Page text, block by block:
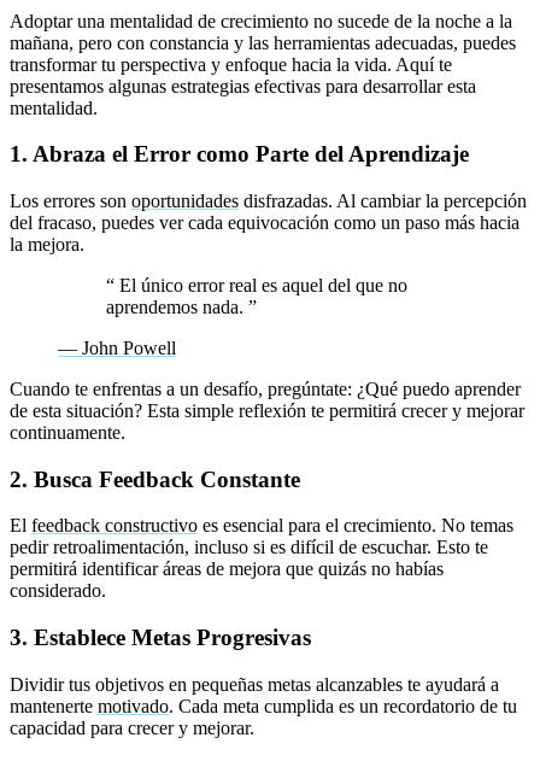
Adoptar una mentalidad de crecimiento no sucede de la noche a la
mañana, pero con constancia y las herramientas adecuadas, puedes
transformar tu perspectiva y enfoque hacia la vida. Aquí te
presentamos algunas estrategias efectivas para desarrollar esta
mentalidad.
1. Abraza el Error como Parte del Aprendizaje
Los errores son oportunidades disfrazadas. Al cambiar la percepción
del fracaso, puedes ver cada equivocación como un paso más hacia
la mejora.
“ El único error real es aquel del que no
aprendemos nada. ”
— John Powell
Cuando te enfrentas a un desafío, pregúntate: ¿Qué puedo aprender
de esta situación? Esta simple reflexión te permitirá crecer y mejorar
continuamente.
2. Busca Feedback Constante
El feedback constructivo es esencial para el crecimiento. No temas
pedir retroalimentación, incluso si es difícil de escuchar. Esto te
permitirá identificar áreas de mejora que quizás no habías
considerado.
3. Establece Metas Progresivas
Dividir tus objetivos en pequeñas metas alcanzables te ayudará a
mantenerte motivado. Cada meta cumplida es un recordatorio de tu
capacidad para crecer y mejorar.